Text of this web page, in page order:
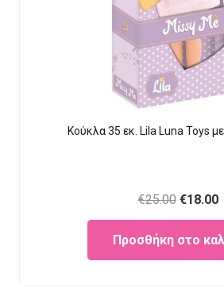
Κούκλα 35 εκ. Lila Luna Τοys
€25.00 Original
price
was:
€18.00
Προσθήκη στο